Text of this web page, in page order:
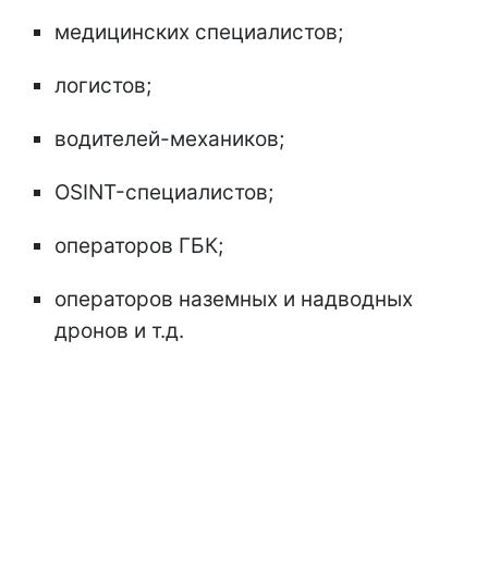
медицинских специалистов;
логистов;
водителей-механиков;
OSINT-специалистов;
операторов ГБК;
операторов наземных и надводных
дронов и т.д.